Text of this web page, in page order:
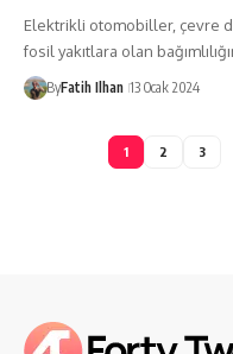
Elektrikli otomobiller, çevre
fosil yakıtlara olan
ByFatih Ilhan 13 Ocak 2024
1 2 3